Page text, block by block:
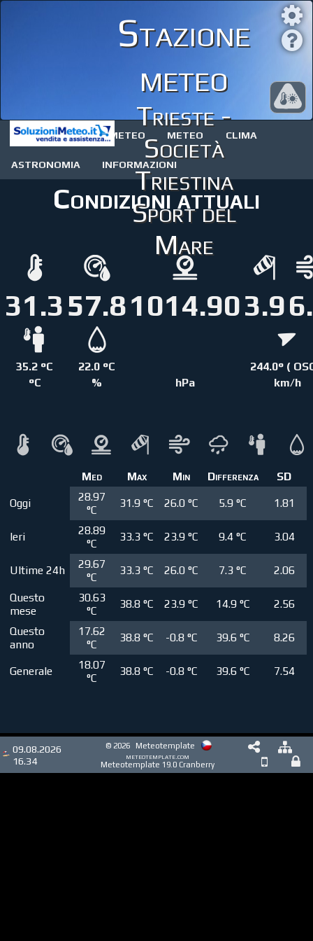
Stazione
meteo
Trieste -
Società
Triestina
Sport del
Mare
STAZIONE METEO METEO CLIMA
ASTRONOMIA INFORMAZIONI
Condizioni attuali
31.357.81014.903.9
35.2 °C 22.0 °C
244.0° (
°C
% hPa km/h
Med Max Min Differenza
SD
Oggi
28.97
°C
31.9 °C 26.0 °C 5.9 °C 1.81
Ieri
28.89
°C
33.3 °C 23.9 °C 9.4 °C 3.04
Ultime 24h
29.67
°C
33.3 °C 26.0 °C 7.3 °C 2.06
Questo
mese
30.63
°C
38.8 °C 23.9 °C 14.9 °C 2.56
Questo
anno
17.62
°C
38.8 °C -0.8 °C 39.6 °C 8.26
Generale
18.07
°C
38.8 °C -0.8 °C 39.6 °C 7.54
09.08.2026
16.34
© 2026
Meteotemplate
meteotemplate.com
Meteotemplate 19.0 Cranberry